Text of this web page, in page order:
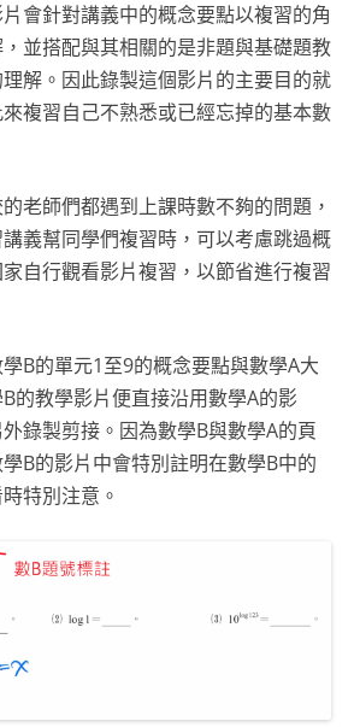
針對講義中的概念要點以複習的角
並搭配與其相關的是非題與基礎題教
解。因此錄製這個影片的主要目的就
複習自己不熟悉或已經忘掉的基本數
師們都遇到上課時數不夠的問題，
義幫同學們複習時，可以考慮跳過概
自行觀看影片複習，以節省進行複習
的單元1至9的概念要點與數學A大
的教學影片便直接沿用數學A的影
錄製剪接。因為數學B與數學A的頁
B的影片中會特別註明在數學B中的
特別注意。